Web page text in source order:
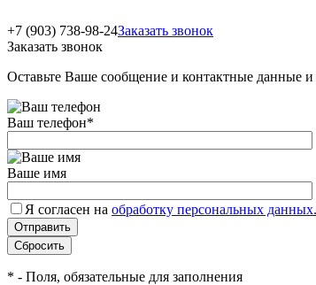
+7 (903) 738-98-24Заказать звонок
Заказать звонок
Оставьте Ваше сообщение и контактные данные
Ваш телефон*
Ваше имя
Я согласен на обработку персональных данных.
* - Поля, обязательные для заполнения